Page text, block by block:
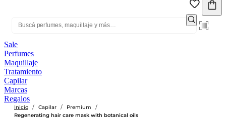
Sale
Perfumes
Maquillaje
Tratamiento
Capilar
Marcas
Regalos
Inicio / Capilar / Premium /
Regenerating hair care mask with botanical oils